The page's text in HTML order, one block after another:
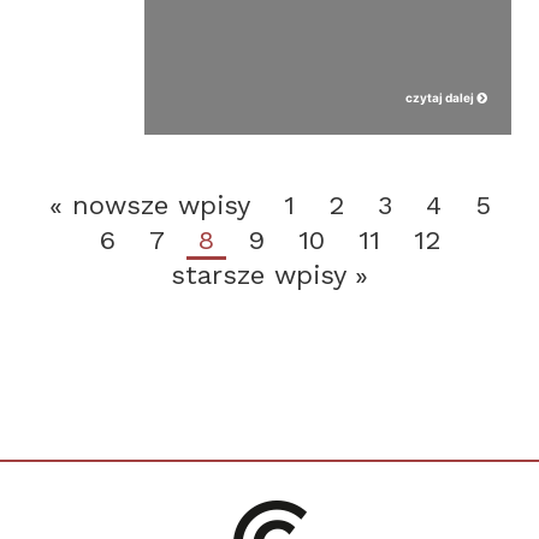
czytaj dalej
« nowsze wpisy 1 2 3 4
5
6
7 8 9 10 11
12
starsze wpisy »